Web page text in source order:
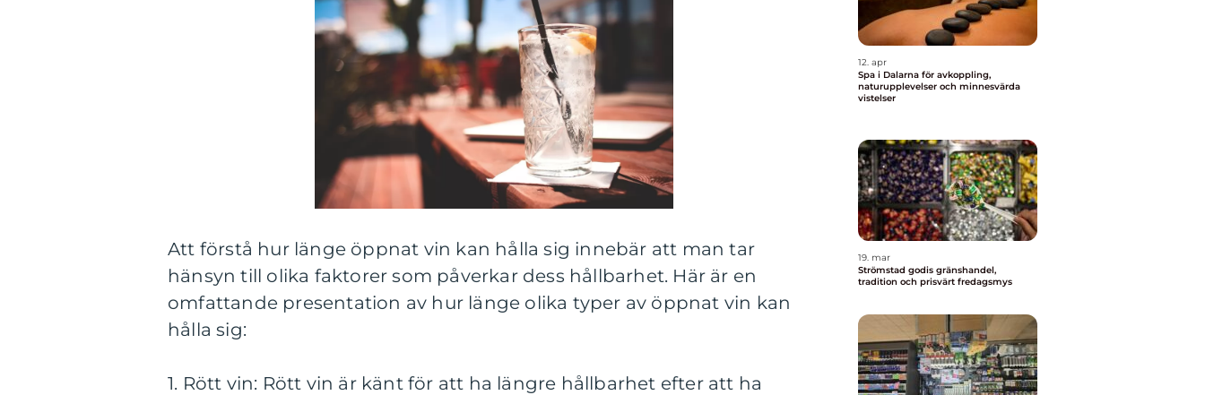
Att förstå hur länge öppnat vin kan hålla sig innebär att man tar
hänsyn till olika faktorer som påverkar dess hållbarhet. Här är en
omfattande presentation av hur länge olika typer av öppnat vin kan
hålla sig:
1. Rött vin: Rött vin är känt för att ha längre hållbarhet efter att ha
12. apr
Spa i Dalarna för avkoppling,
naturupplevelser och minnesvärda
vistelser
19. mar
Strömstad godis gränshandel,
tradition och prisvärt fredagsmys